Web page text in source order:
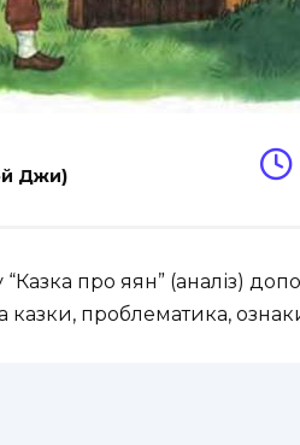
Джи)
“Казка про яян” (аналіз)
казки, проблематика,